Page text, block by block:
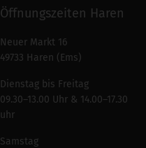
Öffnungszeiten Haren
Neuer Markt 16
49733 Haren (Ems)
Dienstag bis Freitag
09.30–13.00 Uhr & 14.00–17.30
uhr
Samstag